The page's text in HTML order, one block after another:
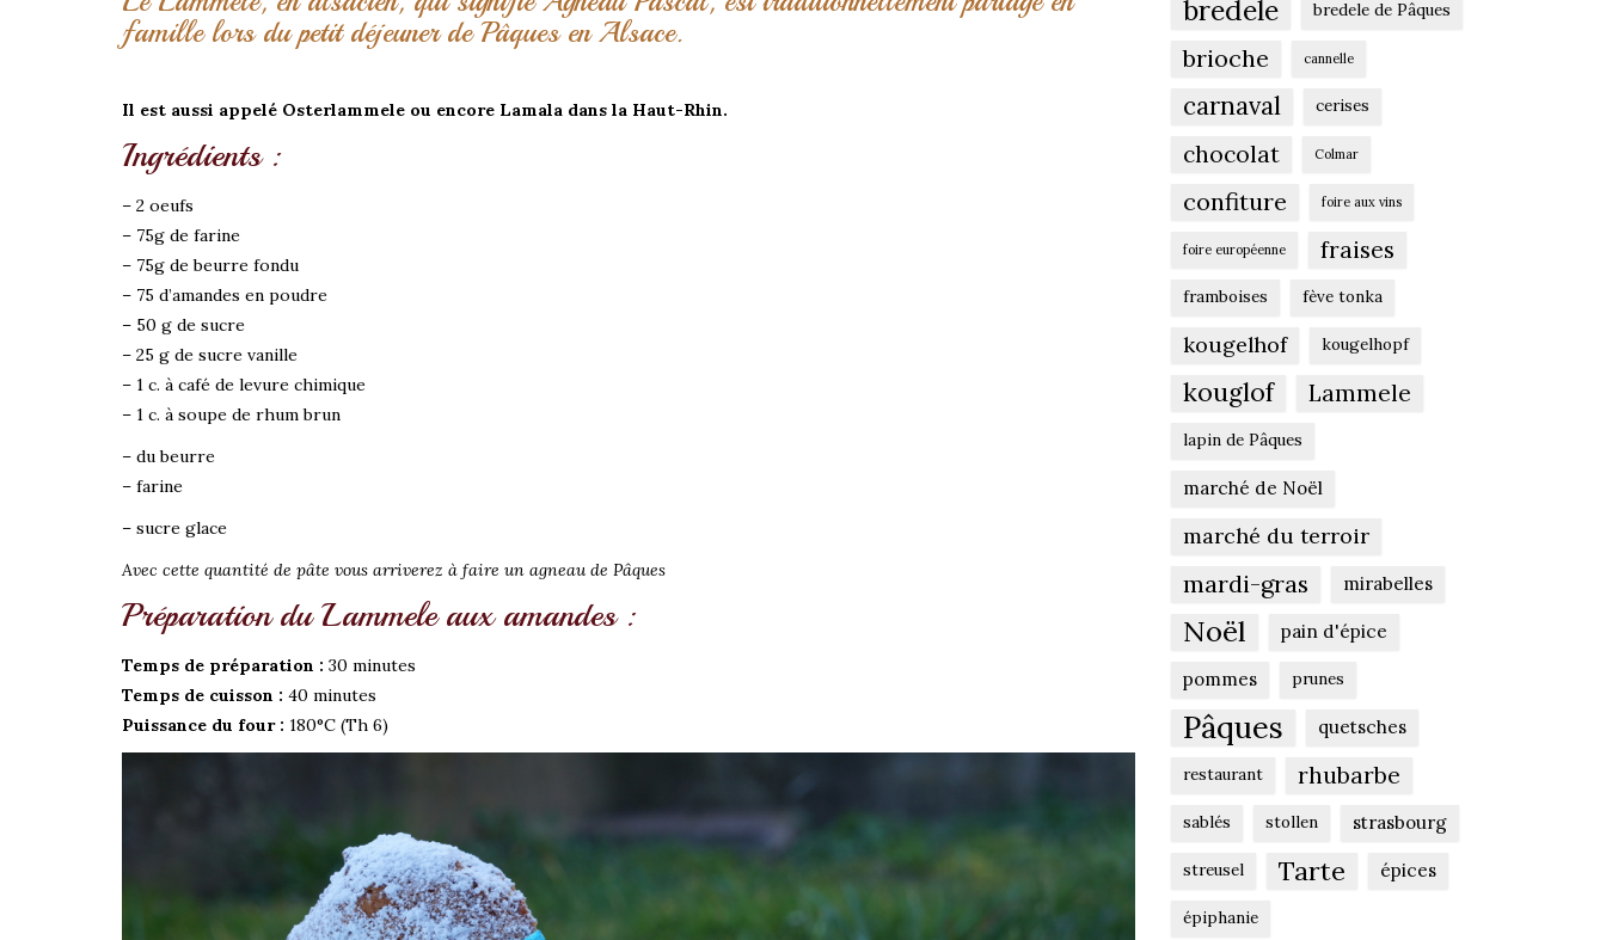
famille lors du petit déjeuner de Pâques en Alsace.
Il est aussi appelé Osterlammele ou encore Lamala dans la Haut-Rhin.
Ingrédients :
– 2 oeufs
– 75g de farine
– 75g de beurre fondu
– 75 d’amandes en poudre
– 50 g de sucre
– 25 g de sucre vanille
– 1 c. à café de levure chimique
– 1 c. à soupe de rhum brun
– du beurre
– farine
– sucre glace
Avec cette quantité de pâte vous arriverez à faire un agneau de Pâques
Préparation du Lammele aux amandes :
Temps de préparation : 30 minutes
Temps de cuisson : 40 minutes
Puissance du four : 180°C (Th 6)
bredele
bredele de Pâques
brioche cannelle
carnaval cerises
chocolat Colmar
confiture foire aux vins
foire européenne fraises
framboises fève tonka
kougelhof kougelhopf
kouglof Lammele
lapin de Pâques
marché de Noël
marché du terroir
mardi-gras mirabelles
Noël pain d'épice
pommes prunes
Pâques quetsches
restaurant rhubarbe
sablés stollen strasbourg
streusel Tarte épices
épiphanie